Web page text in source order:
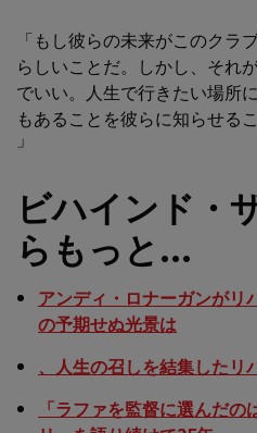
「もし彼らの未来がこのクラ
らしいことだ。しかし、それ
でいい。人生で行きたい場所
もあることを彼らに知らせるこ
」
ビハインド・
らもっと...
アンディ・ロナーガンがリ
の予期せぬ光景は
、人生の召しを結集したリ
「ラファを監督に選んだ